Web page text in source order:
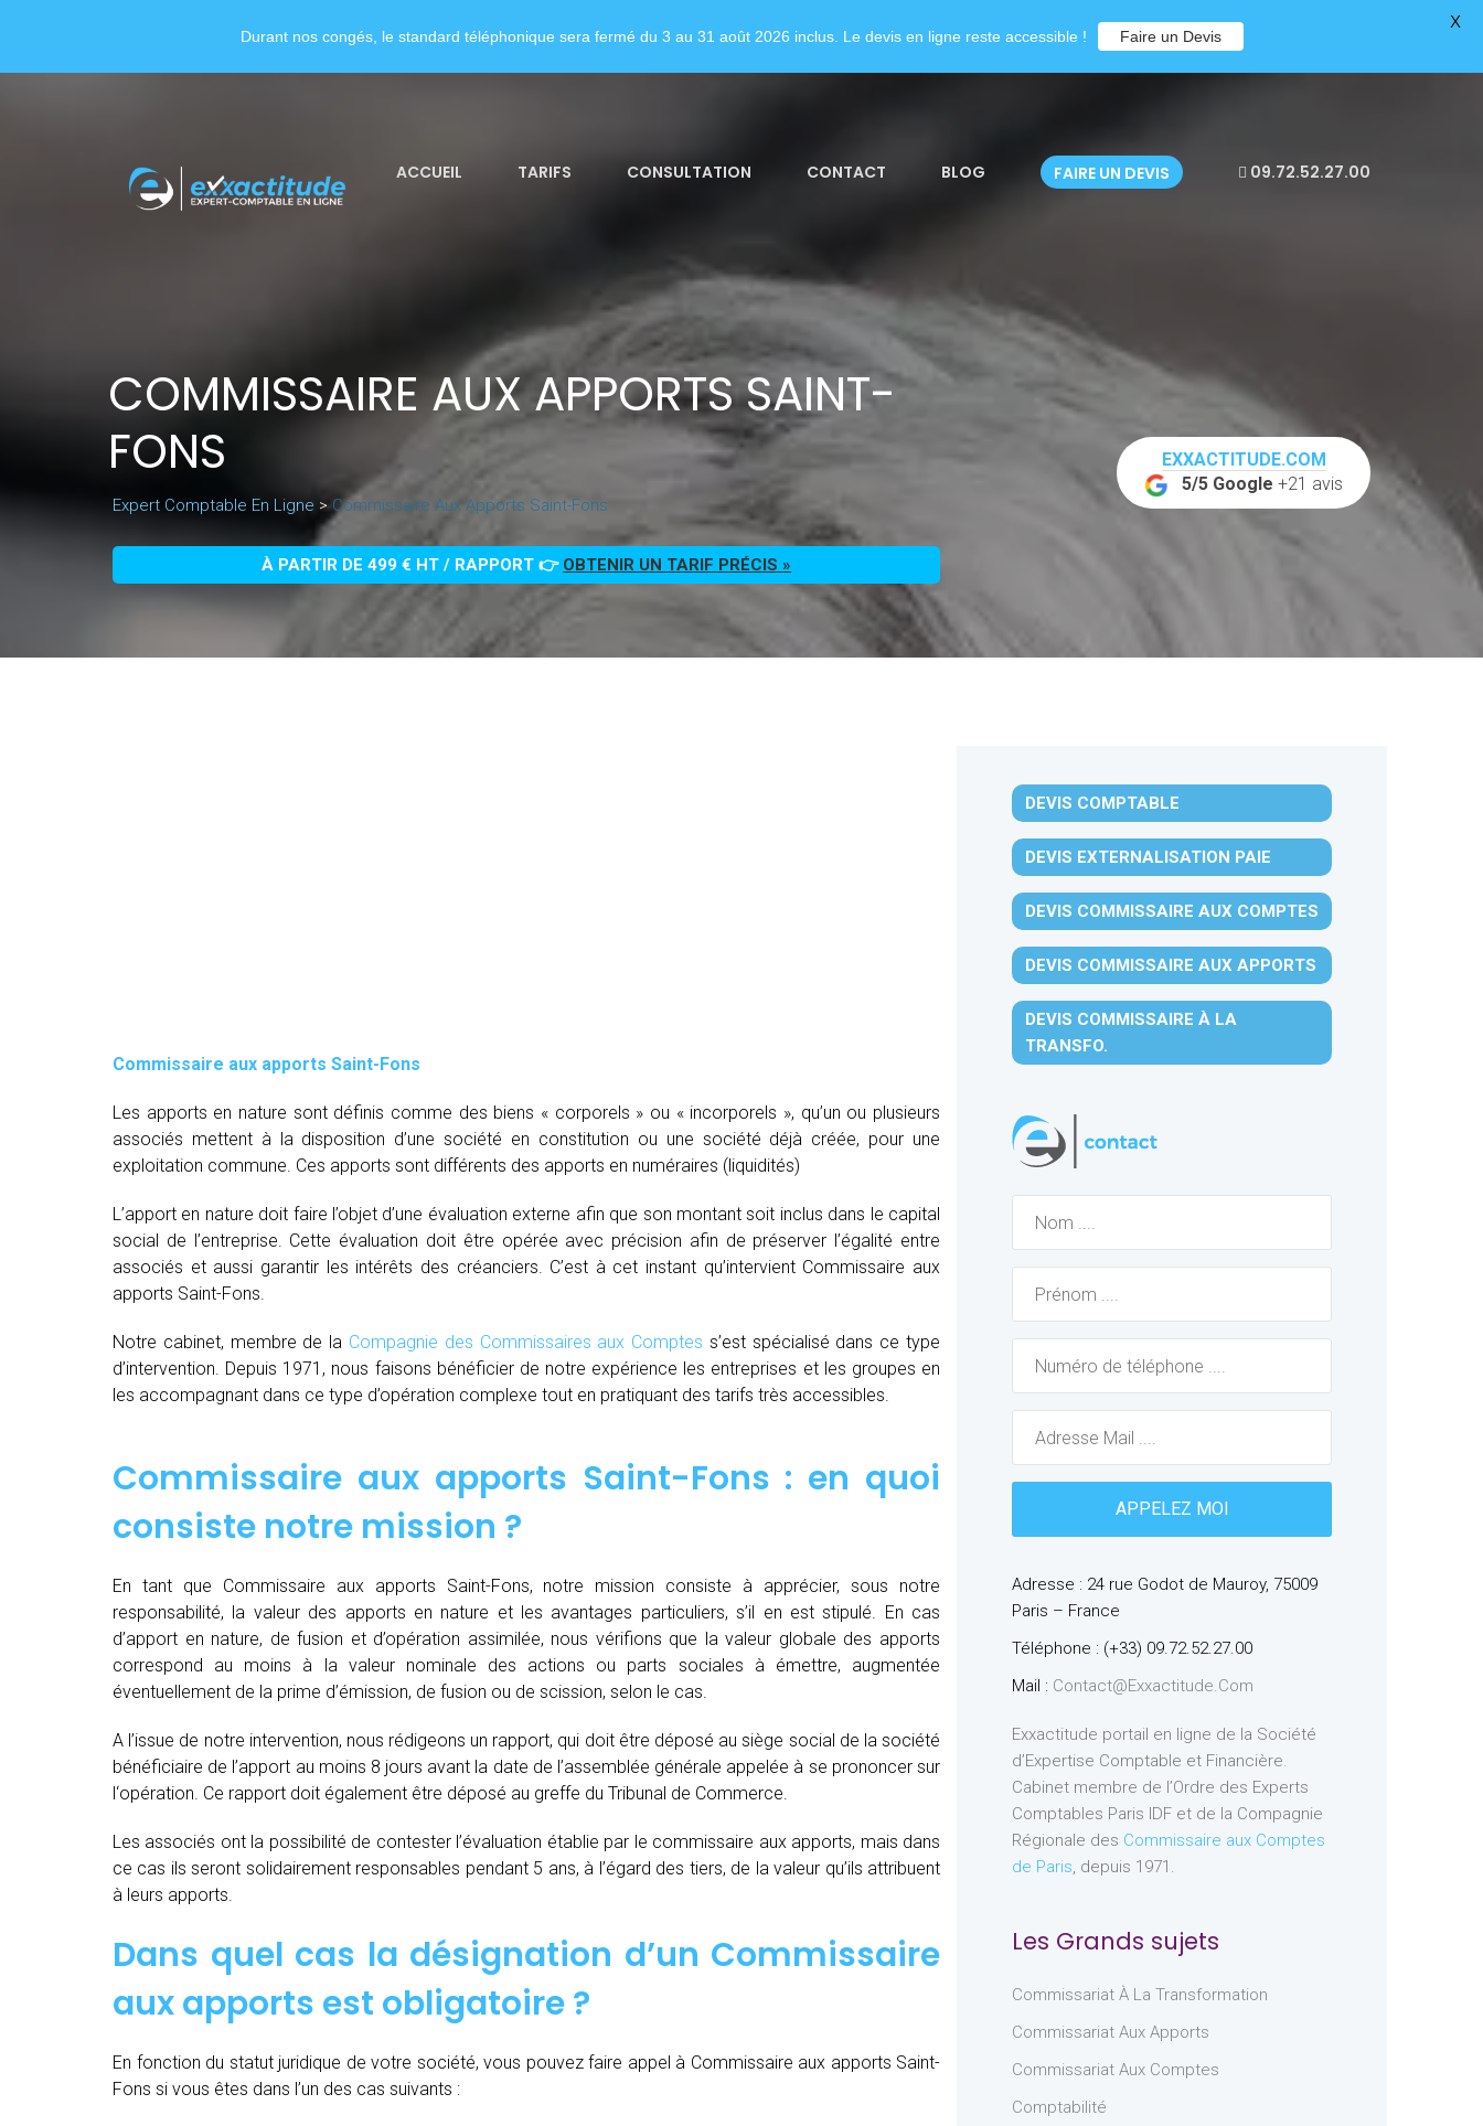
ACCUEIL TARIFS CONSULTATION CONTACT BLOG FAIRE UN DEVIS 09.72.52.27.00
COMMISSAIRE AUX APPORTS SAINT-
FONS
Expert Comptable En Ligne > Commissaire Aux Apports Saint-Fons
À PARTIR DE 499 € HT / RAPPORT 👉 OBTENIR UN TARIF PRÉCIS »
EXXACTITUDE.COM
5/5 Google +21 avis
Commissaire aux apports Saint-Fons
Les apports en nature sont définis comme des biens « corporels » ou « incorporels », qu’un ou plusieurs
associés mettent à la disposition d’une société en constitution ou une société déjà créée, pour une
exploitation commune. Ces apports sont différents des apports en numéraires (liquidités)
L’apport en nature doit faire l’objet d’une évaluation externe afin que son montant soit inclus dans le capital
social de l’entreprise. Cette évaluation doit être opérée avec précision afin de préserver l’égalité entre
associés et aussi garantir les intérêts des créanciers. C’est à cet instant qu’intervient Commissaire aux
apports Saint-Fons.
Notre cabinet, membre de la Compagnie des Commissaires aux Comptes s’est spécialisé dans ce type
d’intervention. Depuis 1971, nous faisons bénéficier de notre expérience les entreprises et les groupes en
les accompagnant dans ce type d’opération complexe tout en pratiquant des tarifs très accessibles.
Commissaire aux apports Saint-Fons : en quoi
consiste notre mission ?
En tant que Commissaire aux apports Saint-Fons, notre mission consiste à apprécier, sous notre
responsabilité, la valeur des apports en nature et les avantages particuliers, s’il en est stipulé. En cas
d’apport en nature, de fusion et d’opération assimilée, nous vérifions que la valeur globale des apports
correspond au moins à la valeur nominale des actions ou parts sociales à émettre, augmentée
éventuellement de la prime d’émission, de fusion ou de scission, selon le cas.
A l’issue de notre intervention, nous rédigeons un rapport, qui doit être déposé au siège social de la société
bénéficiaire de l’apport au moins 8 jours avant la date de l’assemblée générale appelée à se prononcer sur
l‘opération. Ce rapport doit également être déposé au greffe du Tribunal de Commerce.
Les associés ont la possibilité de contester l’évaluation établie par le commissaire aux apports, mais dans
ce cas ils seront solidairement responsables pendant 5 ans, à l’égard des tiers, de la valeur qu’ils attribuent
à leurs apports.
Dans quel cas la désignation d’un Commissaire
aux apports est obligatoire ?
En fonction du statut juridique de votre société, vous pouvez faire appel à Commissaire aux apports Saint-
Fons si vous êtes dans l’un des cas suivants :
DEVIS COMPTABLE
DEVIS EXTERNALISATION PAIE
DEVIS COMMISSAIRE AUX COMPTES
DEVIS COMMISSAIRE AUX APPORTS
DEVIS COMMISSAIRE À LA
TRANSFO.
Adresse : 24 rue Godot de Mauroy, 75009
Paris – France
Téléphone : (+33) 09.72.52.27.00
Mail : Contact@exxactitude.com
Exxactitude portail en ligne de la Société
d’Expertise Comptable et Financière.
Cabinet membre de l’Ordre des Experts
Comptables Paris IDF et de la Compagnie
Régionale des Commissaire aux Comptes
de Paris, depuis 1971.
Les Grands sujets
Commissariat À La Transformation
Commissariat Aux Apports
Commissariat Aux Comptes
Comptabilité
Durant nos congés, le standard téléphonique sera fermé du 3 au 31 août 2026 inclus. Le devis en ligne reste accessible ! Faire un Devis
X